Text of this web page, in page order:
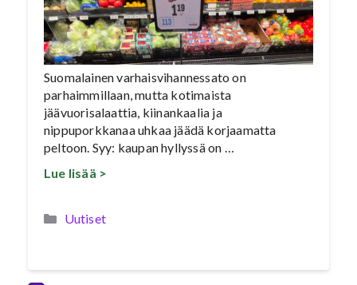
Suomalainen varhaisvihannessato on
parhaimmillaan, mutta kotimaista
jäävuorisalaattia, kiinankaalia ja
nippuporkkanaa uhkaa jäädä korjaamatta
peltoon. Syy: kaupan hyllyssä on …
Lue lisää >
Kategoriat
Uutiset